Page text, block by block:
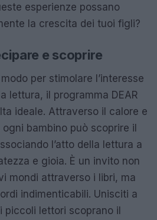
esperienze possano
la crescita dei tuoi figli?
e scoprire
per stimolare l’interesse
lettura, il programma DEAR
ideale. Attraverso il calore e
bambino può scoprire il
l’atto della lettura a
e gioia. È un invito non
mondi attraverso i libri, ma
indimenticabili. Unisciti a
piccoli lettori scoprano il